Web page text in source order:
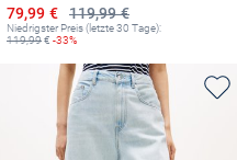
119,99 €
Ermäßigter Preis
79,99 €
Niedrigster Preis (letzte 30 Tage):
119,99€ -33%